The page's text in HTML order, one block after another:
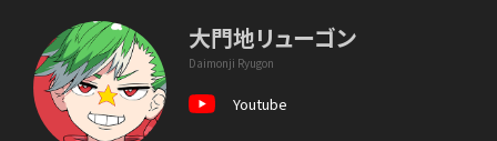
大門地リューゴン
Daimonji Ryugon
Youtube